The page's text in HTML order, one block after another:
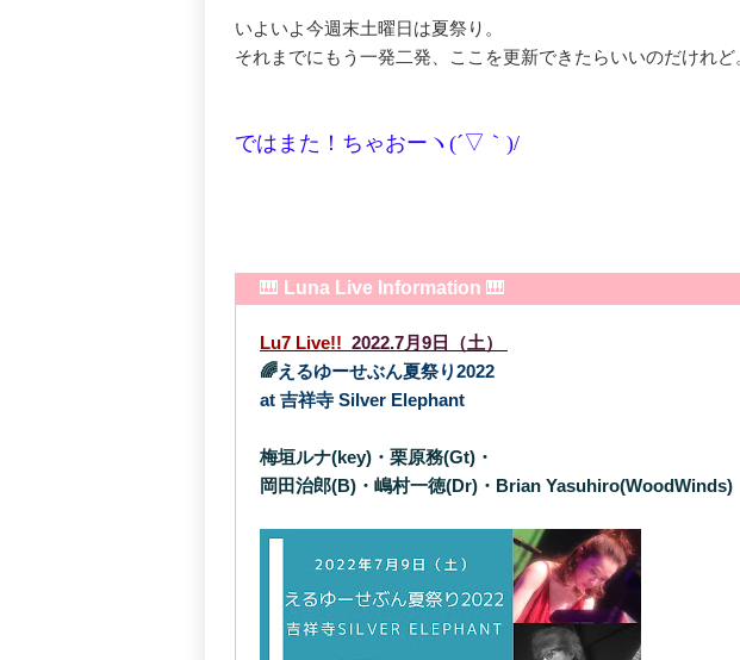
いよいよ今週末土曜日は夏祭り。
それまでにもう一発二発、ここを更新できたらいいのだけれど
ではまた！ちゃおーヽ(´▽｀)/
🎹 Luna Live Information 🎹
Lu7 Live!! 2022.7月9日（土）
🌈えるゆーせぶん夏祭り2022
at 吉祥寺 Silver Elephant
梅垣ルナ(key)・栗原務(Gt)・
岡田治郎(B)・嶋村一徳(Dr)・Brian Yasuhiro(WoodWinds)